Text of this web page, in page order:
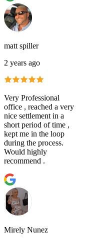
matt spiller
2 years ago
Very Professional
office , reached a very
nice settlement in a
short period of time ,
kept me in the loop
during the process.
Would highly
recommend .
Mirely Nunez